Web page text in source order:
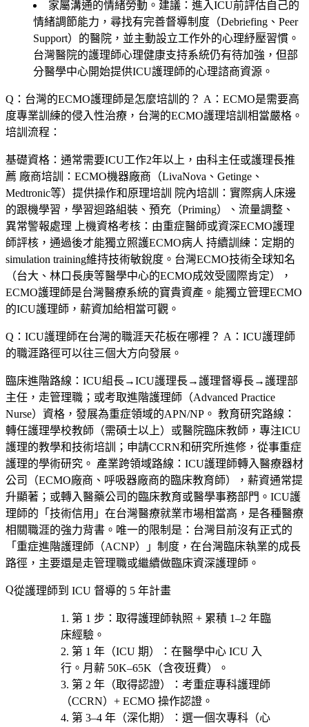
家屬溝通的情緒勞動。建議：進入ICU前評估自己的
情緒調節能力，尋找有完善督導制度（Debriefing、Peer
Support）的醫院，並主動設立工作外的心理紓壓習慣。
台灣醫院的護理師心理健康支持系統仍有待加強，但部
分醫學中心開始提供ICU護理師的心理諮商資源。
Q：台灣的ECMO護理師是怎麼培訓的？ A：ECMO是需要高
度專業訓練的侵入性治療，台灣的ECMO護理培訓相當嚴格。
培訓流程：
基礎資格 ：通常需要ICU工作2年以上，由科主任或護理長推
薦 廠商培訓
：ECMO機器廠商（LivaNova、Getinge、
Medtronic等）提供操作和原理培訓
院內培訓
：實際病人床邊
的跟機學習，學習迴路組裝、預充（Priming）、流量調整、
異常警報處理
上機資格考核 ：由重症醫師或資深ECMO護理
師評核，通過後才能獨立照護ECMO病人 持續訓練 ：定期的
simulation training維持技術敏銳度。台灣ECMO技術全球知名
（台大、林口長庚等醫學中心的ECMO成效受國際肯定），
ECMO護理師是台灣醫療系統的寶貴資產。能獨立管理ECMO
的ICU護理師，薪資加給相當可觀。
Q：ICU護理師在台灣的職涯天花板在哪裡？ A：ICU護理師
的職涯路徑可以往三個大方向發展。
臨床進階路線 ：ICU組長→ICU護理長→護理督導長→護理部
主任，走管理職；或考取進階護理師（Advanced Practice
Nurse）資格，發展為重症領域的APN/NP。 教育研究路線 ：
轉任護理學校教師（需碩士以上）或醫院臨床教師，專注ICU
護理的教學和技術培訓；申請CCRN和研究所進修，從事重症
護理的學術研究。 產業跨領域路線 ：ICU護理師轉入醫療器材
公司（ECMO廠商、呼吸器廠商的臨床教育師），薪資通常提
升顯著；或轉入醫藥公司的臨床教育或醫學事務部門。ICU護
理師的「技術信用」在台灣醫療就業市場相當高，是各種醫療
相關職涯的強力背書。唯一的限制是：台灣目前沒有正式的
「重症進階護理師（ACNP）」制度，在台灣臨床執業的成長
路徑，主要還是走管理職或繼續做臨床資深護理師。
從護理師到 ICU 督導的 5 年計畫
第 1 步 ：取得護理師執照 + 累積 1–2 年臨
床經驗。
第 1 年（ICU 期）
：在醫學中心 ICU 入
行。月薪 50K–65K（含夜班費）。
第 2 年（取得認證）
：考重症專科護理師
（CCRN）+ ECMO 操作認證 。
第 3–4 年（深化期）
：選一個次專科（心